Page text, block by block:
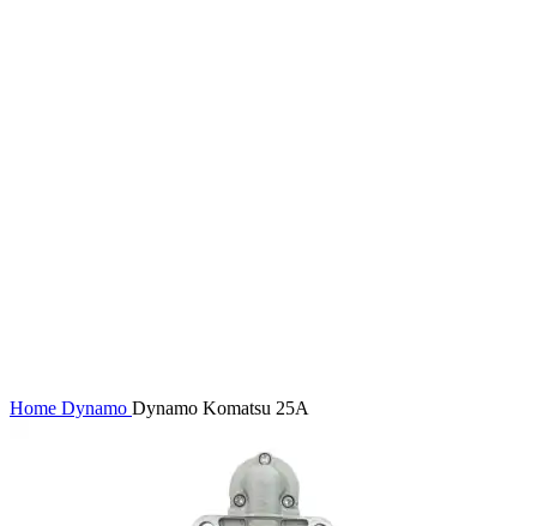
Home Dynamo Dynamo Komatsu 25A